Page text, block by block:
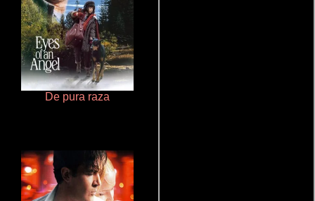
De pura raza